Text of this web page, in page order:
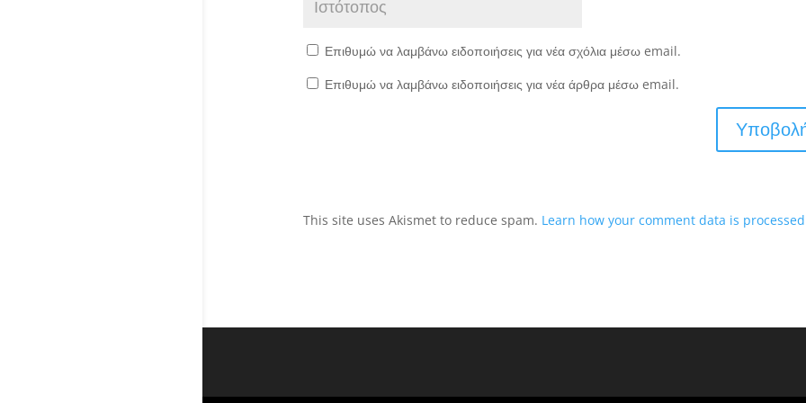
Επιθυμώ να λαμβάνω ειδοποιήσεις για νέα σχόλια μέσω email.
Επιθυμώ να λαμβάνω ειδοποιήσεις για νέα άρθρα μέσω email.
This site uses Akismet to reduce spam. Learn how your comment data is